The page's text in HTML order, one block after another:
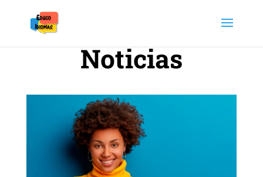
Noticias